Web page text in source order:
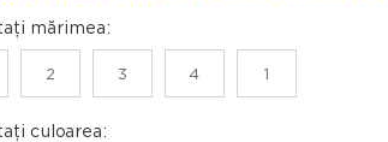
mărimea:
2 3 4 1
culoarea: